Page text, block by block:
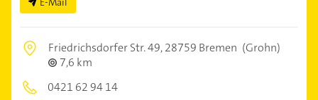
Friedrichsdorfer Str. 49,28759 Bremen (Grohn)
7,6 km
0421 62 94 14